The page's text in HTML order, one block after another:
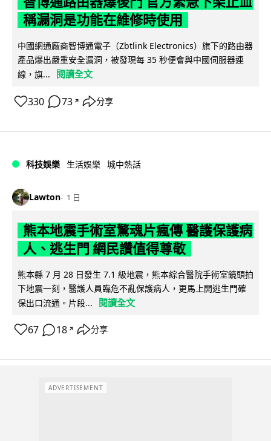
稱漏洞是功能在維修時使用
中國網通廠商智博通電子（Zbtlink Electronics）旗下的路由器
產品爆出嚴重安全漏洞，被發現每 35 秒便會與中國伺服器連
線，旗...
閱讀全文
330 73 ↗ 分享
科技娛樂 生活娛樂 城中熱話
Lawton 1 日
熊本地震手術室驚魂片瘋傳 醫護保護病
人、逃生門 網民讚值得尊敬
熊本縣 7 月 28 日發生 7.1 級地震，熊本綜合醫院手術室鏡頭拍
下地震一刻，醫護人員臨危不亂保護病人，更馬上開逃生門確
保出口流通。片段...
閱讀全文
67 18 ↗ 分享
ADVERTISEMENT